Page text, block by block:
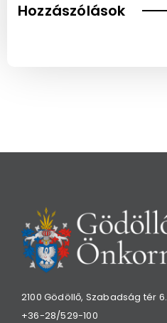
Hozzászólások
2100 Gödöllő, Szabadság tér 6.
+36-28/529-100